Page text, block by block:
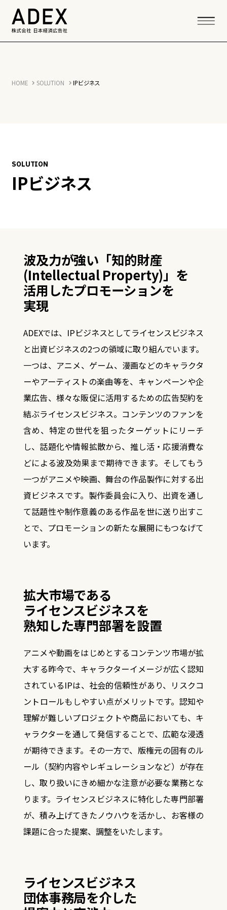
HOME SOLUTION IPビジネス
SOLUTION
IPビジネス
波及力が強い「知的財産
(Intellectual Property)」を
活用したプロモーションを
実現
ADEXでは、IPビジネスとしてライセンスビジネス
と出資ビジネスの2つの領域に取り組んでいます。
一つは、アニメ、ゲーム、漫画などのキャラクタ
ーやアーティストの楽曲等を、キャンペーンや企
業広告、 様々な販促に活用するための広告契約を
結ぶライセンスビジネス。コンテンツのファンを
含め、特定の世代を狙ったターゲットにリーチ
し、話題化や情報拡散から、推し活・応援消費な
どによる波及効果まで期待できます。 そしてもう
一つがアニメや映画、舞台の作品製作に対する出
資ビジネスです。製作委員会に入り、出資を通し
て話題性や制作意義のある作品を世に送り出すこ
とで、プロモーションの新たな展開にもつなげて
います。
拡大市場である
ライセンスビジネスを
熟知した専門部署を設置
アニメや動画をはじめとするコンテンツ市場が拡
大する昨今で、キャラクターイメージが広く認知
されているIPは、 社会的信頼性があり、リスクコ
ントロールもしやすい点がメリットです。 認知や
理解が難しいプロジェクトや商品においても、キ
ャラクターを通して発信することで、広範な浸透
が期待できます。 その一方で、版権元の固有のル
ール（契約内容やレギュレーションなど）が存在
し、取り扱いにきめ細かな注意が必要な業務とな
ります。ライセンスビジネスに特化した専門部署
が、積み上げてきたノウハウを活かし、お客様の
課題に合った提案、調整をいたします。
ライセンスビジネス
団体事務局を介した